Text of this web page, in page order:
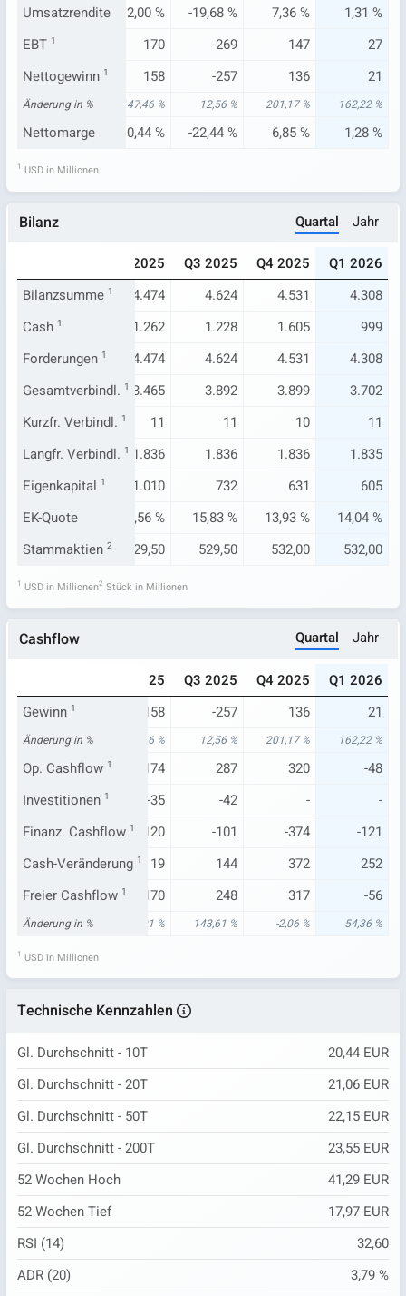
Umsatzrendite
-2,43 % 12,00 % -19,68 % 7,36 %
1,31 %
EBT 1 170 -269 147
27
Nettogewinn 1
-34 158 -257 136 21
Änderung in %
76,25 % 147,46 % 12,56 % 201,17 % 162,22 %
Nettomarge
-2,40 % 10,44 % -22,44 % 6,85 % 1,28 %
1 USD in Millionen
Bilanz Quartal Jahr
Q2 2025 Q3 2025 Q4 2025
Q1 2026
Bilanzsumme 1
4.516 4.474 4.624 4.531
4.308
Cash 11.120 1.262 1.228 1.605
999
Forderungen 1
4.516 4.474 4.624 4.531
4.308
Gesamtverbindl. 1
3.643 3.465 3.892 3.899
3.702
Kurzfr. Verbindl. 1
11 11 11 10
11
Langfr. Verbindl. 1
1.843 1.836 1.836 1.836
1.835
Eigenkapital 1
873 1.010 732 631
605
EK-Quote
19,33 % 22,56 % 15,83 % 13,93 %
14,04 %
Stammaktien 2
493,30 529,50 529,50 532,00 532,00
1 USD in Millionen2 Stück in Millionen
Cashflow Quartal Jahr
Q2 2025 Q3 2025 Q4 2025
Q1 2026
Gewinn 1 158 -257 136 21
Änderung in %
76,25 % 147,46 % 12,56 % 201,17 % 162,22 %
Op. Cashflow 1
-119 174 287 320
-48
Investitionen 1
-39 -35 -42 -
-
Finanz. Cashflow 1
373 -120 -101 -374
-121
Cash-Veränderung 1
215 19 144 372
252
Freier Cashflow 1
-122 170 248 317 -56
Änderung in %
-12,99 % 528,91 % 143,61 % -2,06 % 54,36 %
1 USD in Millionen
Technische Kennzahlen
Gl. Durchschnitt - 10T
20,44 EUR
Gl. Durchschnitt - 20T
21,06 EUR
Gl. Durchschnitt - 50T
22,15 EUR
Gl. Durchschnitt - 200T
23,55 EUR
52 Wochen Hoch
41,29 EUR
52 Wochen Tief
17,97 EUR
RSI (14)
32,60
ADR (20)
3,79 %